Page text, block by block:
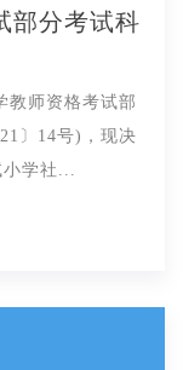
部分考试科
教师资格考试部
〕14号)，现决
小学社...